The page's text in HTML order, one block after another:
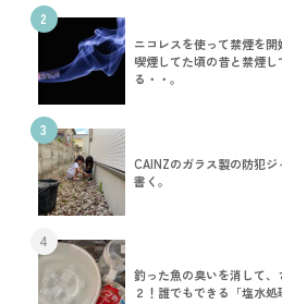
2
ニコレスを使って禁煙を開
喫煙してた頃の昔と禁煙
る・・。
3
CAINZのガラス製の防犯
書く。
4
釣った魚の臭いを消して
２！誰でもできる「塩水処